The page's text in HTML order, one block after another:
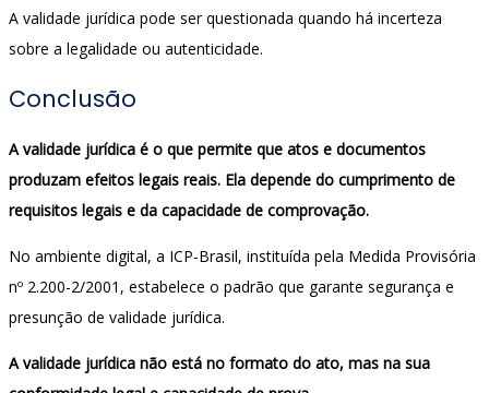
A validade jurídica pode ser questionada quando há incerteza
sobre a legalidade ou autenticidade.
Conclusão
A validade jurídica é o que permite que atos e documentos
produzam efeitos legais reais. Ela depende do cumprimento de
requisitos legais e da capacidade de comprovação.
No ambiente digital, a ICP-Brasil, instituída pela Medida Provisória
nº 2.200-2/2001, estabelece o padrão que garante segurança e
presunção de validade jurídica.
A validade jurídica não está no formato do ato, mas na sua